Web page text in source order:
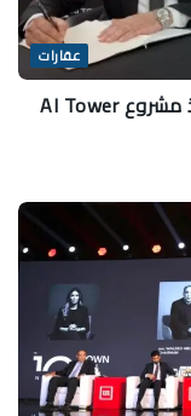
عقارات
بروتوكول بين AIG و CSCEC الصينية لتنفيذ مشروع AI Tower